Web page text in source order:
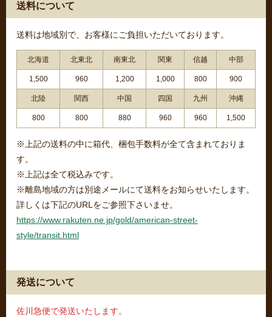
送料について
送料は地域別で、お客様にご負担いただいております。
北海道 北東北 南東北 関東 信越 中部
1,500 960 1,200 1,000 800 900
北陸 関西 中国 四国 九州 沖縄
800 800 880 960 960 1,500
※上記の送料の中に箱代、梱包手数料が全て含まれておりま
す。
※上記は全て税込みです。
※離島地域の方は別途メールにて送料をお知らせいたします。
詳しくは下記のURLをご参照下さいませ。
https://www.rakuten.ne.jp/gold/american-street-
style/transit.html
発送について
佐川急便で発送いたします。